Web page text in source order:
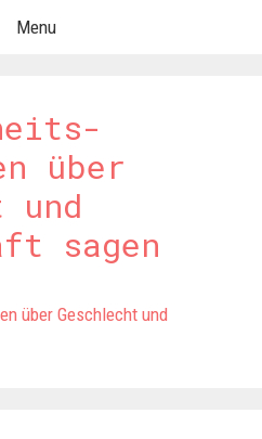
Menu
über
und
sagen
über Geschlecht und